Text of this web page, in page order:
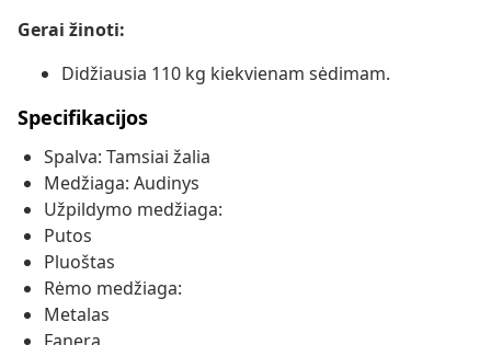
Gerai žinoti:
Didžiausia 110 kg kiekvienam sėdimam.
Specifikacijos
Spalva: Tamsiai žalia
Medžiaga: Audinys
Užpildymo medžiaga:
Putos
Pluoštas
Rėmo medžiaga:
Metalas